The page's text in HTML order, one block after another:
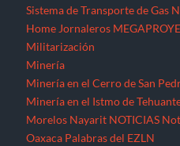
Sistema de Transporte de Gas
Home Jornaleros
Militarización
Minería
Minería en el Cerro de San
Minería en el Istmo de
Morelos Nayarit NOTICIAS
Oaxaca Palabras del EZLN